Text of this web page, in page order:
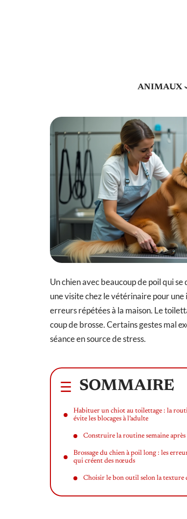
ANIMAUX
Un chien avec beaucoup de poil qui
une visite chez le vétérinaire pour
erreurs répétées à la maison. Le
coup de brosse. Certains gestes mal
séance en source de stress.
SOMMAIRE
Habituer un chiot au toilettage : la
évite les blocages à l’adulte
Construire la routine semaine après
Brossage du chien à poil long : les
qui créent des nœuds
Choisir le bon outil selon la texture